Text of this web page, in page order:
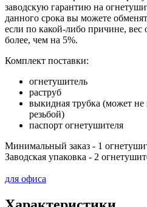
заводскую гарантию на
данного срока вы можете
если по какой-либо причине,
более, чем на 5%.
Комплект поставки:
огнетушитель
раструб
выкидная трубка (может не
резьбой)
паспорт огнетушителя
Минимальный заказ - 1
Заводская упаковка - 2
для офиса